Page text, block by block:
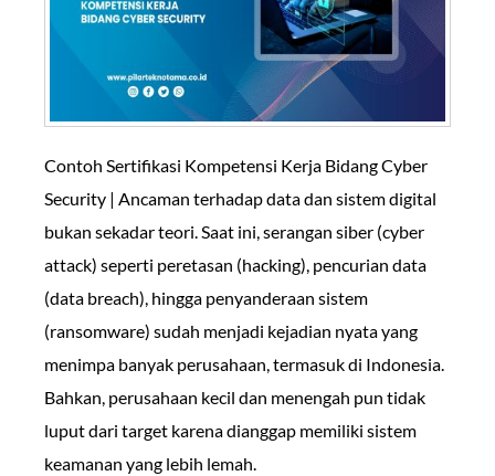
Contoh Sertifikasi Kompetensi Kerja Bidang Cyber
Security | Ancaman terhadap data dan sistem digital
bukan sekadar teori. Saat ini, serangan siber (cyber
attack) seperti peretasan (hacking), pencurian data
(data breach), hingga penyanderaan sistem
(ransomware) sudah menjadi kejadian nyata yang
menimpa banyak perusahaan, termasuk di Indonesia.
Bahkan, perusahaan kecil dan menengah pun tidak
luput dari target karena dianggap memiliki sistem
keamanan yang lebih lemah.